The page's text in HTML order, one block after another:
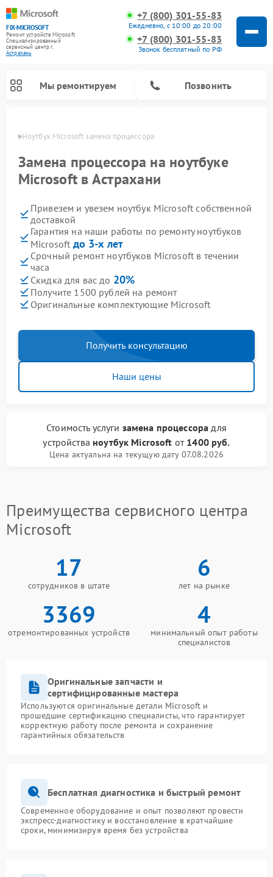
FIX-MICROSOFT
Ремонт устройств Microsoft
Специализированный
cервисный центр г.
Астрахань
+7 (800) 301-55-83
Ежедневно, с 10:00 до 20:00
+7 (800) 301-55-83
Звонок бесплатный по РФ
Мы ремонтируем Позвонить
Ноутбук Microsoft замена процессора
Замена процессора на ноутбуке
Microsoft в Астрахани
Привезем и увезем ноутбук Microsoft собственной
доставкой
Гарантия на наши работы по ремонту ноутбуков
Microsoft до 3-х лет
Срочный ремонт ноутбуков Microsoft в течении
часа
Скидка для вас до 20%
Получите 1500 рублей на ремонт
Оригинальные комплектующие Microsoft
Получить консультацию
Наши цены
Стоимость услуги замена процессора для
устройства ноутбук Microsoft от 1400 руб.
Цена актуальна на текущую дату 07.08.2026
Преимущества сервисного центра
Microsoft
17
сотрудников в штате
6
лет на рынке
3369
отремонтированных устройств
4
минимальный опыт работы
специалистов
Оригинальные запчасти и
сертифицированные мастера
Используются оригинальные детали Microsoft и
прошедшие сертификацию специалисты, что гарантирует
корректную работу после ремонта и сохранение
гарантийных обязательств
Бесплатная диагностика и быстрый ремонт
Современное оборудование и опыт позволяют провести
экспресс-диагностику и восстановление в кратчайшие
сроки, минимизируя время без устройства